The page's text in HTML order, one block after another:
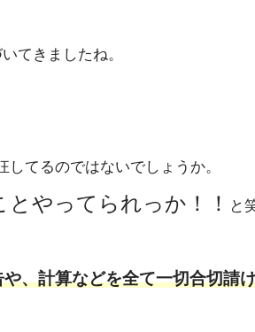
てきましたね。
てるのではないでしょうか。
やってられっか！！ と
、計算などを全て一切合切請